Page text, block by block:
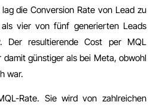
die Conversion Rate von Lead zu
vier von fünf generierten Leads
Der resultierende Cost per MQL
damit günstiger als bei Meta, obwohl
war.
Rate. Sie wird von zahlreichen